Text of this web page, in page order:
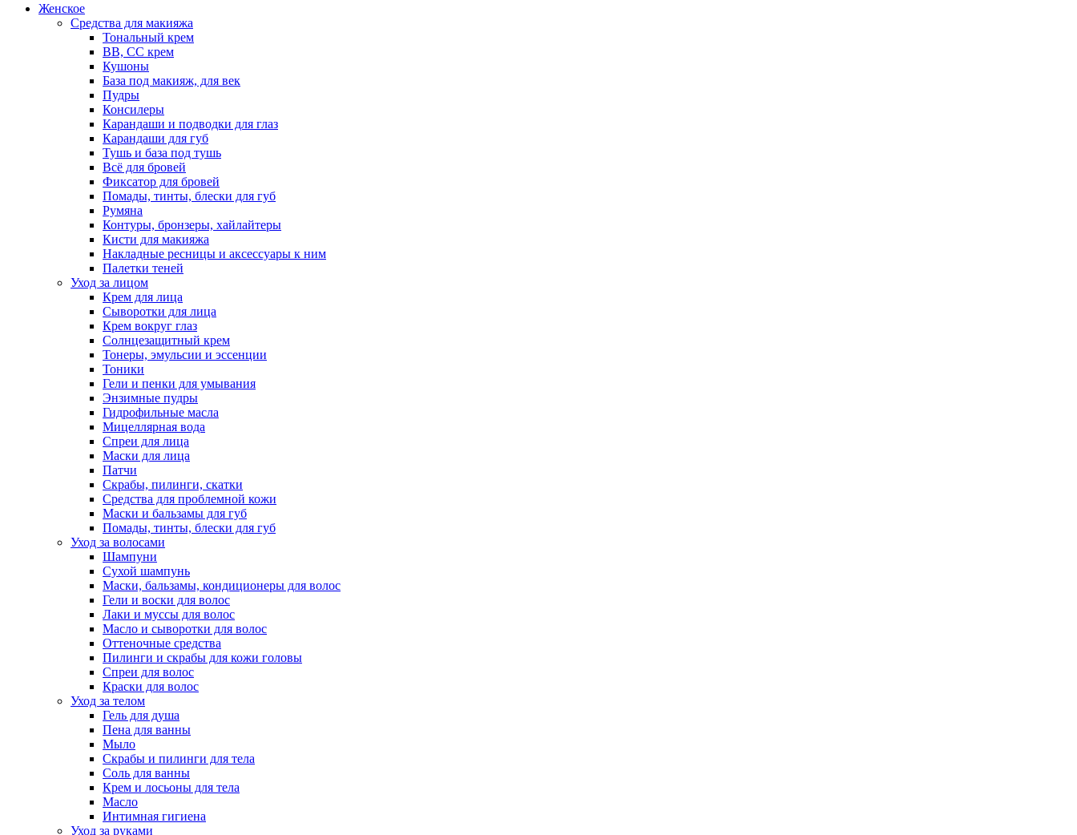
Женское
Средства для макияжа
Тональный крем
BB, CC крем
Кушоны
База под макияж, для век
Пудры
Консилеры
Карандаши и подводки для глаз
Карандаши для губ
Тушь и база под тушь
Всё для бровей
Фиксатор для бровей
Помады, тинты, блески для губ
Румяна
Контуры, бронзеры, хайлайтеры
Кисти для макияжа
Накладные ресницы и аксессуары к ним
Палетки теней
Уход за лицом
Крем для лица
Сыворотки для лица
Крем вокруг глаз
Солнцезащитный крем
Тонеры, эмульсии и эссенции
Тоники
Гели и пенки для умывания
Энзимные пудры
Гидрофильные масла
Мицеллярная вода
Спреи для лица
Маски для лица
Патчи
Скрабы, пилинги, скатки
Средства для проблемной кожи
Маски и бальзамы для губ
Помады, тинты, блески для губ
Уход за волосами
Шампуни
Сухой шампунь
Маски, бальзамы, кондиционеры для волос
Гели и воски для волос
Лаки и муссы для волос
Масло и сыворотки для волос
Оттеночные средства
Пилинги и скрабы для кожи головы
Спреи для волос
Краски для волос
Уход за телом
Гель для душа
Пена для ванны
Мыло
Скрабы и пилинги для тела
Соль для ванны
Крем и лосьоны для тела
Масло
Интимная гигиена
Уход за руками